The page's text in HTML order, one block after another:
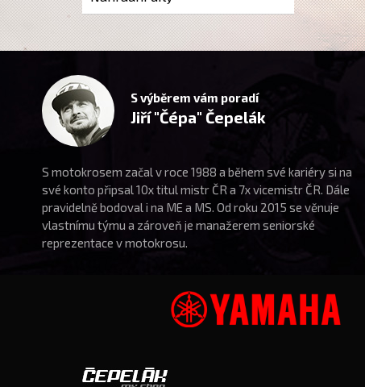
S výběrem vám poradí
Jiří "Čépa" Čepelák
S motokrosem začal v roce 1988 a během své kariéry si na
své konto připsal 10x titul mistr ČR a 7x vicemistr ČR. Dále
pravidelně bodoval i na ME a MS. Od roku 2015 se věnuje
vlastnímu týmu a zároveň je manažerem seniorské
reprezentace v motokrosu.